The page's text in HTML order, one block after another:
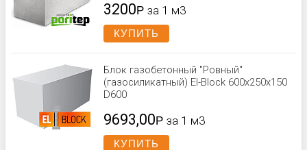
3200Р за 1 м3
КУПИТЬ
Блок газобетонный "Ровный"
(газосиликатный) El-Block 600х250х150
D600
9693,00Р за 1 м3
КУПИТЬ